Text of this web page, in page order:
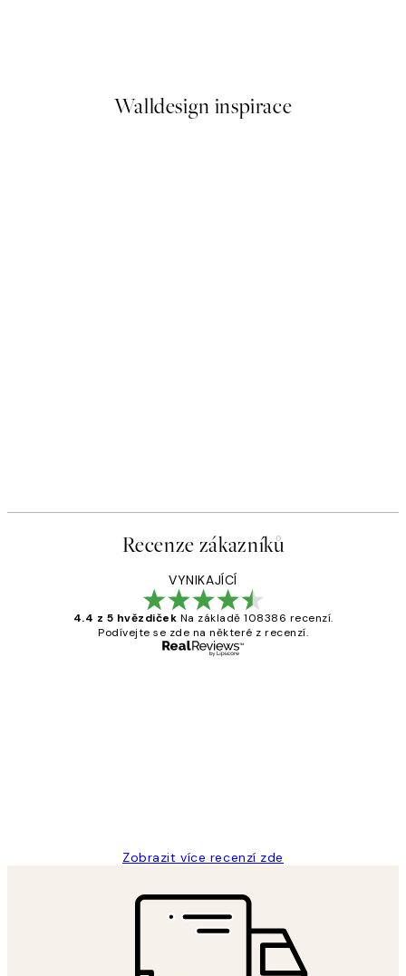
Walldesign inspirace
Recenze zákazníků
VYNIKAJÍCÍ
4.4 z 5 hvězdiček Na základě 108386 recenzí.
Podívejte se zde na některé z recenzí.
Zobrazit více recenzí zde